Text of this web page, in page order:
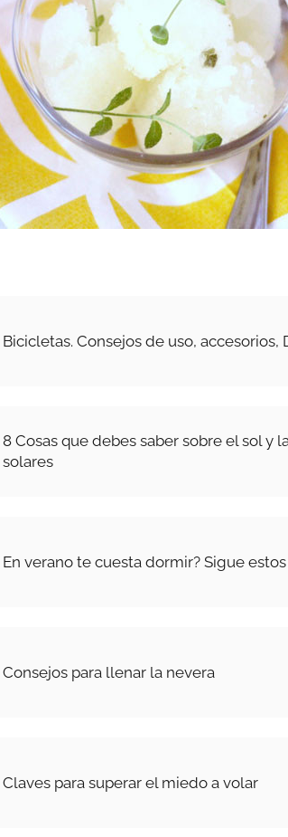
Bicicletas. Consejos de uso, accesorios,
8 Cosas que debes saber sobre el sol y
solares
En verano te cuesta dormir? Sigue
Consejos para llenar la nevera
Claves para superar el miedo a volar